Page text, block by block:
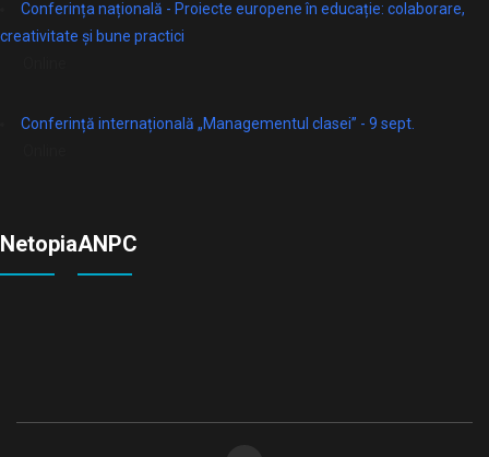
Conferința națională - Proiecte europene în educație: colaborare,
creativitate și bune practici
Conferință internațională „Managementul clasei” - 9 sept.
NetopiaANPC